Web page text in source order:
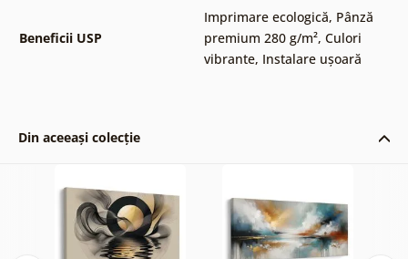
Beneficii USP
Imprimare ecologică, Pânză
premium 280 g/m², Culori
vibrante, Instalare ușoară
Din aceeași colecție